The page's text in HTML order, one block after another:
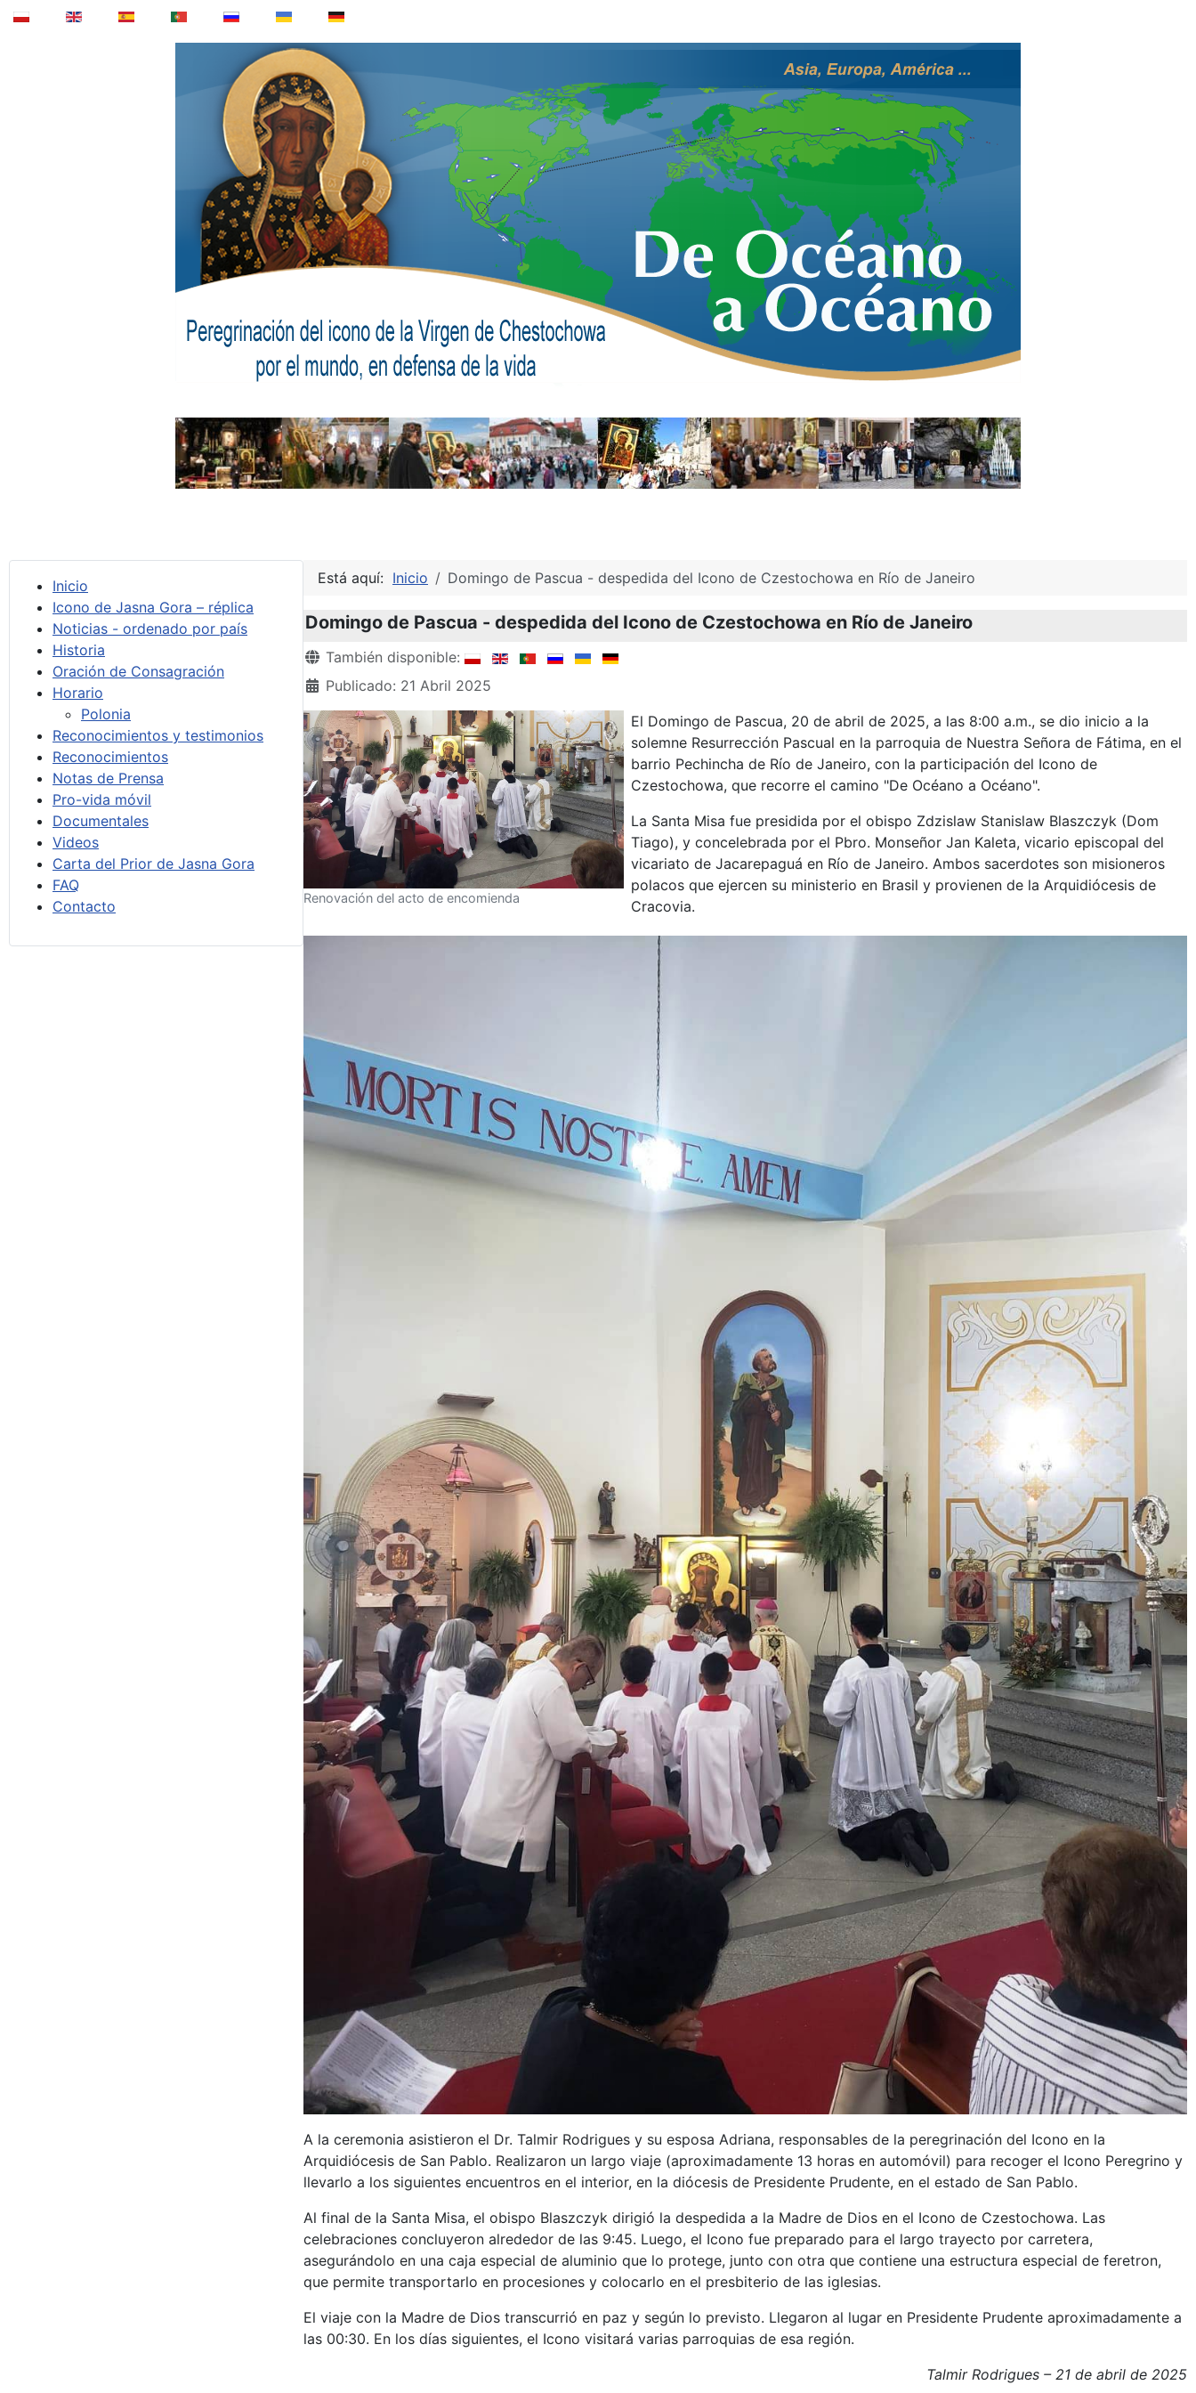
Inicio
Icono de Jasna Gora – réplica
Noticias - ordenado por país
Historia
Oración de Consagración
Horario
Polonia
Reconocimientos y testimonios
Reconocimientos
Notas de Prensa
Pro-vida móvil
Documentales
Videos
Carta del Prior de Jasna Gora
FAQ
Contacto
Está aquí: Inicio Domingo de Pascua - despedida del Icono de Czestochowa en Río de Janeiro
Domingo de Pascua - despedida del Icono de Czestochowa en Río de Janeiro
Detalles
También disponible:
Publicado: 21 Abril 2025
Renovación del acto de encomienda
El Domingo de Pascua, 20 de abril de 2025, a las 8:00 a.m., se dio inicio a la
solemne Resurrección Pascual en la parroquia de Nuestra Señora de Fátima, en el
barrio Pechincha de Río de Janeiro, con la participación del Icono de
Czestochowa, que recorre el camino "De Océano a Océano".
La Santa Misa fue presidida por el obispo Zdzislaw Stanislaw Blaszczyk (Dom
Tiago), y concelebrada por el Pbro. Monseñor Jan Kaleta, vicario episcopal del
vicariato de Jacarepaguá en Río de Janeiro. Ambos sacerdotes son misioneros
polacos que ejercen su ministerio en Brasil y provienen de la Arquidiócesis de
Cracovia.
A la ceremonia asistieron el Dr. Talmir Rodrigues y su esposa Adriana, responsables de la peregrinación del Icono en la
Arquidiócesis de San Pablo. Realizaron un largo viaje (aproximadamente 13 horas en automóvil) para recoger el Icono Peregrino y
llevarlo a los siguientes encuentros en el interior, en la diócesis de Presidente Prudente, en el estado de San Pablo.
Al final de la Santa Misa, el obispo Blaszczyk dirigió la despedida a la Madre de Dios en el Icono de Czestochowa. Las
celebraciones concluyeron alrededor de las 9:45. Luego, el Icono fue preparado para el largo trayecto por carretera,
asegurándolo en una caja especial de aluminio que lo protege, junto con otra que contiene una estructura especial de feretron,
que permite transportarlo en procesiones y colocarlo en el presbiterio de las iglesias.
El viaje con la Madre de Dios transcurrió en paz y según lo previsto. Llegaron al lugar en Presidente Prudente aproximadamente a
las 00:30. En los días siguientes, el Icono visitará varias parroquias de esa región.
Talmir Rodrigues – 21 de abril de 2025